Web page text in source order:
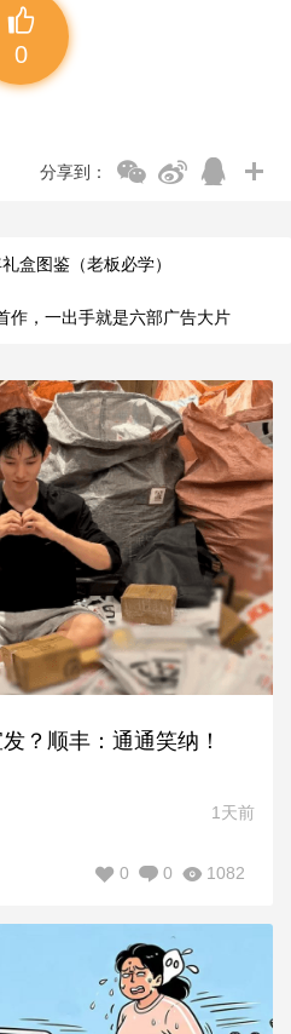
0
分享到：
盒图鉴（老板必学）
作，一出手就是六部广告大片
？顺丰：通通笑纳！
1天前
1082
0
0